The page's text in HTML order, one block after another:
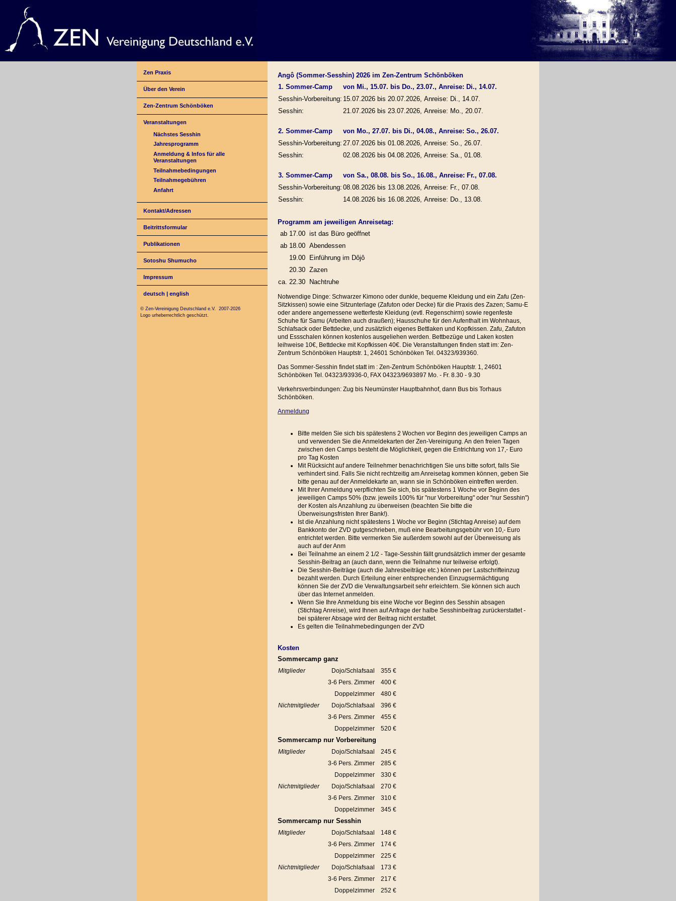
Zen Praxis
Über den Verein
Zen-Zentrum Schönböken
Veranstaltungen
Nächstes Sesshin
Jahresprogramm
Anmeldung & Infos für alle
Veranstaltungen
Teilnahmebedingungen
Teilnahmegebühren
Anfahrt
Kontakt/Adressen
Beitrittsformular
Publikationen
Sotoshu Shumucho
Impressum
deutsch |english
Angô (Sommer-Sesshin) 2026 im Zen-Zentrum Schönböken
1. Sommer-Camp
von Mi., 15.07. bis Do., 23.07., Anreise: Di., 14.07.
Sesshin-Vorbereitung: 15.07.2026 bis 20.07.2026, Anreise: Di., 14.07.
Sesshin:
21.07.2026 bis 23.07.2026, Anreise: Mo., 20.07.
2. Sommer-Camp
von Mo., 27.07. bis Di., 04.08., Anreise: So., 26.07.
Sesshin-Vorbereitung: 27.07.2026 bis 01.08.2026, Anreise: So., 26.07.
Sesshin:
02.08.2026 bis 04.08.2026, Anreise: Sa., 01.08.
3. Sommer-Camp
von Sa., 08.08. bis So., 16.08., Anreise: Fr., 07.08.
Sesshin-Vorbereitung: 08.08.2026 bis 13.08.2026, Anreise: Fr., 07.08.
Sesshin:
14.08.2026 bis 16.08.2026, Anreise: Do., 13.08.
Programm am jeweiligen Anreisetag:
ab 17.00 ist das Büro geöffnet
ab 18.00 Abendessen
19.00
Einführung im Dôjô
20.30 Zazen
ca. 22.30
Nachtruhe
Notwendige Dinge: Schwarzer Kimono oder dunkle, bequeme Kleidung und ein Zafu (Zen-
Sitzkissen) sowie eine Sitzunterlage (Zafuton oder Decke) für die Praxis des Zazen; Samu-E
oder andere angemessene wetterfeste Kleidung (evtl. Regenschirm) sowie regenfeste
Schuhe für Samu (Arbeiten auch draußen); Hausschuhe für den Aufenthalt im Wohnhaus,
Schlafsack oder Bettdecke, und zusätzlich eigenes Bettlaken und Kopfkissen. Zafu, Zafuton
und Essschalen können kostenlos ausgeliehen werden. Bettbezüge und Laken kosten
leihweise 10€, Bettdecke mit Kopfkissen 40€. Die Veranstaltungen finden statt im: Zen-
Zentrum Schönböken Hauptstr. 1, 24601 Schönböken Tel. 04323/939360.
Das Sommer-Sesshin findet statt im : Zen-Zentrum Schönböken Hauptstr. 1, 24601
Schönböken Tel. 04323/93936-0, FAX 04323/9693897 Mo. - Fr. 8.30 - 9.30
Verkehrsverbindungen: Zug bis Neumünster Hauptbahnhof, dann Bus bis Torhaus
Schönböken.
Anmeldung
Bitte melden Sie sich bis spätestens 2 Wochen vor Beginn des jeweiligen Camps an
und verwenden Sie die Anmeldekarten der Zen-Vereinigung. An den freien Tagen
zwischen den Camps besteht die Möglichkeit, gegen die Entrichtung von 17,- Euro
pro Tag Kosten
Mit Rücksicht auf andere Teilnehmer benachrichtigen Sie uns bitte sofort, falls Sie
verhindert sind. Falls Sie nicht rechtzeitig am Anreisetag kommen können, geben Sie
bitte genau auf der Anmeldekarte an, wann sie in Schönböken eintreffen werden.
Mit Ihrer Anmeldung verpflichten Sie sich, bis spätestens 1 Woche vor Beginn des
jeweiligen Camps 50% (bzw. jeweils 100% für "nur Vorbereitung" oder "nur Sesshin")
der Kosten als Anzahlung zu überweisen (beachten Sie bitte die
Überweisungsfristen Ihrer Bank!).
Ist die Anzahlung nicht spätestens 1 Woche vor Beginn (Stichtag Anreise) auf dem
Bankkonto der ZVD gutgeschrieben, muß eine Bearbeitungsgebühr von 10,- Euro
entrichtet werden. Bitte vermerken Sie außerdem sowohl auf der Überweisung als
auch auf der Anm
Bei Teilnahme an einem 2 1/2 - Tage-Sesshin fällt grundsätzlich immer der gesamte
Sesshin-Beitrag an (auch dann, wenn die Teilnahme nur teilweise erfolgt).
Die Sesshin-Beiträge (auch die Jahresbeiträge etc.) können per Lastschrifteinzug
bezahlt werden. Durch Erteilung einer entsprechenden Einzugsermächtigung
können Sie der ZVD die Verwaltungsarbeit sehr erleichtern. Sie können sich auch
über das Internet anmelden.
Wenn Sie Ihre Anmeldung bis eine Woche vor Beginn des Sesshin absagen
(Stichtag Anreise), wird Ihnen auf Anfrage der halbe Sesshinbeitrag zurückerstattet -
bei späterer Absage wird der Beitrag nicht erstattet.
Es gelten die Teilnahmebedingungen der ZVD
Kosten
Sommercamp ganz
Mitglieder Dojo/Schlafsaal
355 €
3-6 Pers. Zimmer
400 €
Doppelzimmer
480 €
Nichtmitglieder
Dojo/Schlafsaal
396 €
3-6 Pers. Zimmer
455 €
Doppelzimmer
520 €
Sommercamp nur Vorbereitung
Mitglieder Dojo/Schlafsaal
245 €
3-6 Pers. Zimmer
285 €
Doppelzimmer
330 €
Nichtmitglieder
Dojo/Schlafsaal
270 €
3-6 Pers. Zimmer
310 €
Doppelzimmer
345 €
Sommercamp nur Sesshin
Mitglieder Dojo/Schlafsaal
148 €
3-6 Pers. Zimmer
174 €
Doppelzimmer
225 €
Nichtmitglieder
Dojo/Schlafsaal
173 €
3-6 Pers. Zimmer
217 €
Doppelzimmer
252 €
© Zen-Vereinigung Deutschland e.V. 2007-2026
Logo urheberrechtlich geschützt.